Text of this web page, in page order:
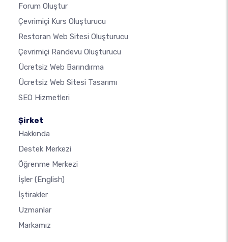
Forum Oluştur
Çevrimiçi Kurs Oluşturucu
Restoran Web Sitesi Oluşturucu
Çevrimiçi Randevu Oluşturucu
Ücretsiz Web Barındırma
Ücretsiz Web Sitesi Tasarımı
SEO Hizmetleri
Şirket
Hakkında
Destek Merkezi
Öğrenme Merkezi
İşler (English)
İştirakler
Uzmanlar
Markamız